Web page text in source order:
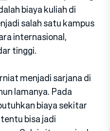
biaya kuliah di
salah satu kampus
internasional,
tinggi.
menjadi sarjana di
lamanya. Pada
biaya sekitar
bisa jadi